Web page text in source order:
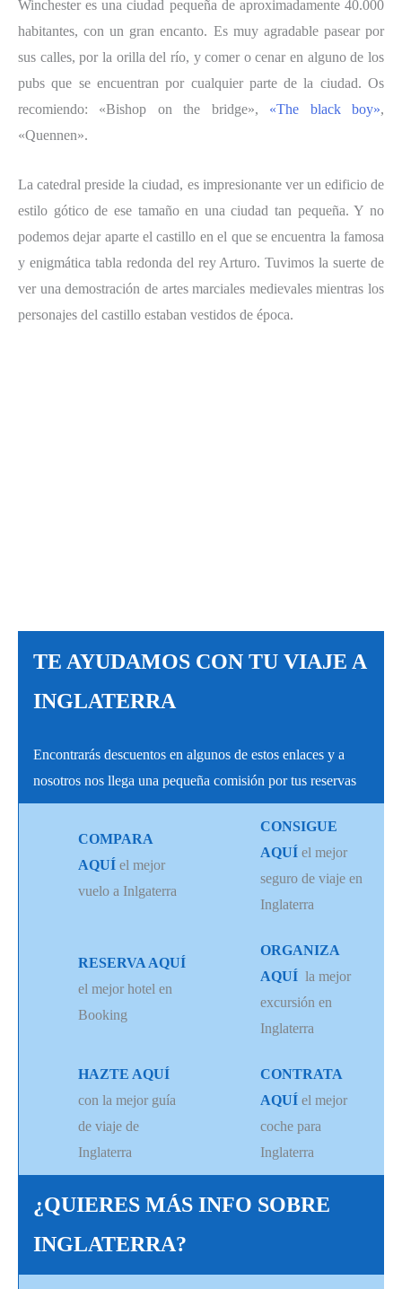
Winchester es una ciudad pequeña de aproximadamente 40.000
habitantes, con un gran encanto. Es muy agradable pasear por
sus calles, por la orilla del río, y comer o cenar en alguno de los
pubs que se encuentran por cualquier parte de la ciudad. Os
recomiendo: «Bishop on the bridge», «The black boy»,
«Quennen».
La catedral preside la ciudad, es impresionante ver un edificio de
estilo gótico de ese tamaño en una ciudad tan pequeña. Y no
podemos dejar aparte el castillo en el que se encuentra la famosa
y enigmática tabla redonda del rey Arturo. Tuvimos la suerte de
ver una demostración de artes marciales medievales mientras los
personajes del castillo estaban vestidos de época.
TE AYUDAMOS CON TU VIAJE A
INGLATERRA
Encontrarás descuentos en algunos de estos enlaces y a
nosotros nos llega una pequeña comisión por tus reservas
COMPARA
AQUÍ el mejor
vuelo a Inlgaterra
CONSIGUE
AQUÍ el mejor
seguro de viaje en
Inglaterra
RESERVA AQUÍ
el mejor hotel en
Booking
ORGANIZA
AQUÍ la mejor
excursión en
Inglaterra
HAZTE AQUÍ
con la mejor guía
de viaje de
Inglaterra
CONTRATA
AQUÍ el mejor
coche para
Inglaterra
¿QUIERES MÁS INFO SOBRE
INGLATERRA?